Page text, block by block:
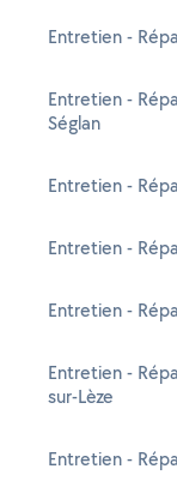
Entretien -
Entretien -
Séglan
Entretien -
Entretien -
Entretien -
Entretien -
sur-Lèze
Entretien -